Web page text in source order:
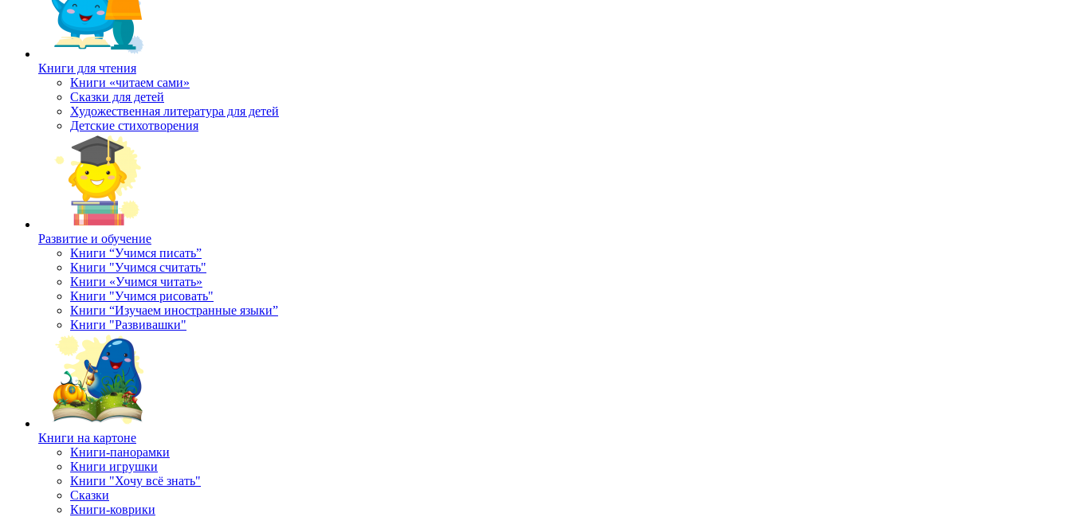
Книги для чтения
Книги «читаем сами»
Сказки для детей
Художественная литература для детей
Детские стихотворения
Развитие и обучение
Книги “Учимся писать”
Книги "Учимся считать"
Книги «Учимся читать»
Книги "Учимся рисовать"
Книги “Изучаем иностранные языки”
Книги "Развивашки"
Книги на картоне
Книги-панорамки
Книги игрушки
Книги "Хочу всё знать"
Сказки
Книги-коврики